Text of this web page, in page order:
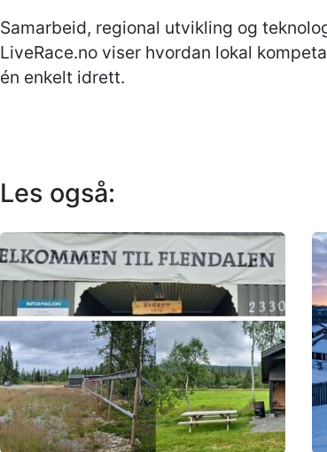
Samarbeid, regional utvikling og
LiveRace.no viser hvordan lokal
én enkelt idrett.
Les også: